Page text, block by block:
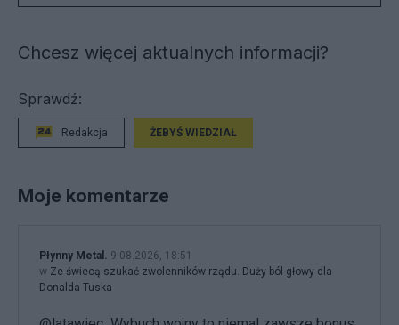
Chcesz więcej aktualnych informacji?
Sprawdź:
Redakcja ŻEBYŚ WIEDZIAŁ
Moje komentarze
Płynny Metal. 9.08.2026, 18:51
w Ze świecą szukać zwolenników rządu. Duży ból głowy dla
Donalda Tuska